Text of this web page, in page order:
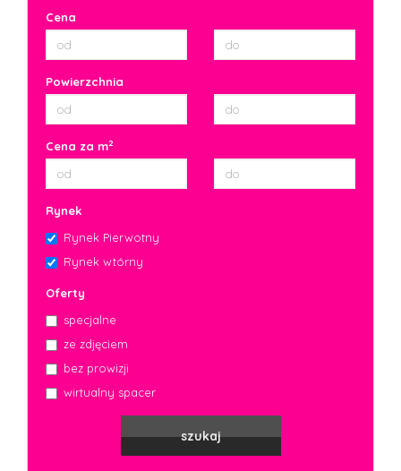
Cena
Powierzchnia
Cena za m2
Rynek
Rynek Pierwotny
Rynek wtórny
Oferty
specjalne
ze zdjęciem
bez prowizji
wirtualny spacer